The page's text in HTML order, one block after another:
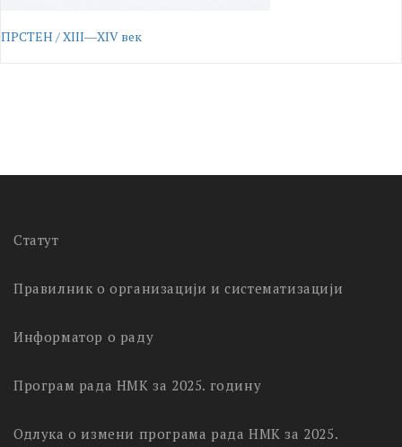
ПРСТЕН / XIII―XIV век
Статут
Правилник о организацији и систематизацији
Информатор о раду
Програм рада НМК за 2025. годину
Одлука о измени програма рада НМК за 2025.